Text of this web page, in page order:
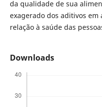
da qualidade de sua
exagerado dos aditivos
relação à saúde das
Downloads